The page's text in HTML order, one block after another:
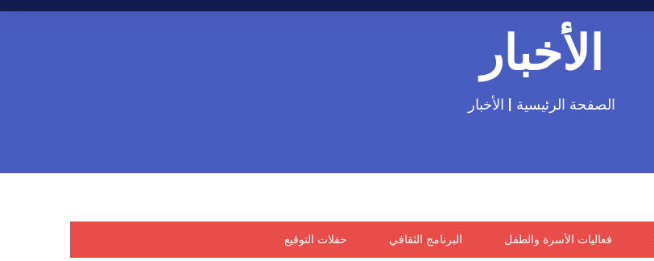
الأخبار
الصفحة الرئيسية | الأخبار
فعاليات الأسرة والطفل البرنامج الثقافي حفلات التوقيع